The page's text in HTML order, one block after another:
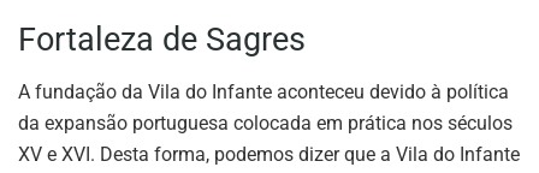
Fortaleza de Sagres
A fundação da Vila do Infante aconteceu devido à política
da expansão portuguesa colocada em prática nos séculos
XV e XVI. Desta forma, podemos dizer que a Vila do Infante